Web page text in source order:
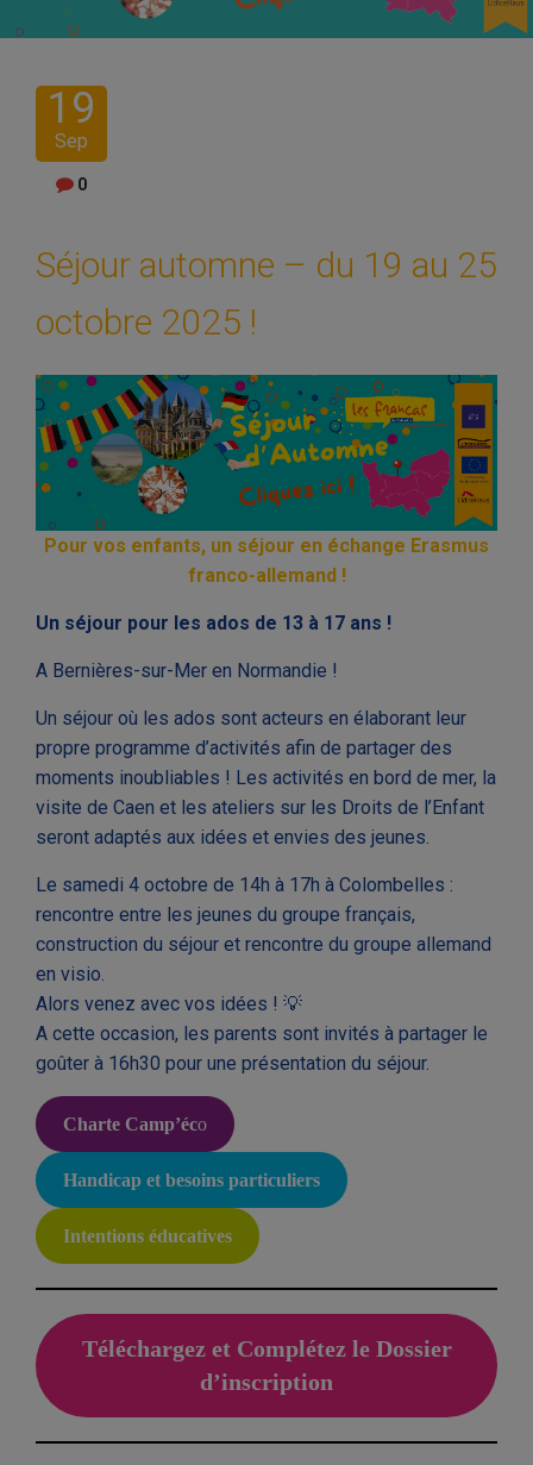
19
Sep
0
Séjour automne – du 19 au 25
octobre 2025 !
Pour vos enfants, un séjour en échange Erasmus
franco-allemand !
Un séjour pour les ados de 13 à 17 ans !
A Bernières-sur-Mer en Normandie !
Un séjour où les ados sont acteurs en élaborant leur
propre programme d’activités afin de partager des
moments inoubliables ! Les activités en bord de mer, la
visite de Caen et les ateliers sur les Droits de l’Enfant
seront adaptés aux idées et envies des jeunes.
Le samedi 4 octobre de 14h à 17h à Colombelles :
rencontre entre les jeunes du groupe français,
construction du séjour et rencontre du groupe allemand
en visio.
Alors venez avec vos idées ! 💡
A cette occasion, les parents sont invités à partager le
goûter à 16h30 pour une présentation du séjour.
Charte Camp’éco
Handicap et besoins particuliers
Intentions éducatives
Téléchargez et Complétez le Dossier
d’inscription